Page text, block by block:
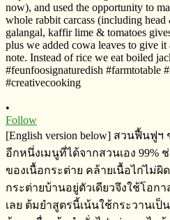
•
Follow
[English version below] สวนฟื้นฟู
อีกหนึ่งเมนูที่ได้จากสวนเอง​ 99%
ของ​เนื้อกระต่าย​ คล้ายเนื้อไก่ไม่ผิ
กระต่ายบ้านอยู่ตัวเดียวจึงใช้โอก
เลย​ ต้มยำสูตรนี้เน้นใช้กระวานเป็